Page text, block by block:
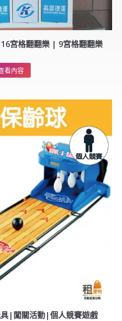
宮格翻翻樂 | 9宮格翻翻樂
看內容
|闖關活動|個人競賽遊戲